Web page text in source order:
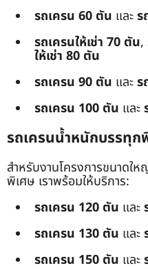
รถเครน 60 ตัน และร
รถเครนให้เช่า 70 ตัน,
ให้เช่า 80 ตัน
รถเครน 90 ตัน และร
รถเครน 100 ตัน และ
รถเครนน้ำหนักบรรทุ
สำหรับงานโครงการขนาดใ
พิเศษ เราพร้อมให้บริการ:
รถเครน 120 ตัน และ
รถเครน 130 ตัน และ
รถเครน 150 ตัน และ